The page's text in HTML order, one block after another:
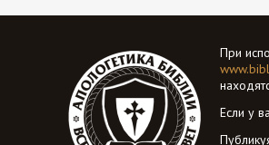
При
Если у